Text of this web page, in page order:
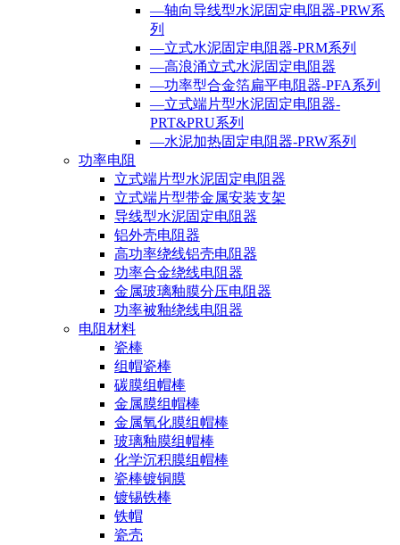
—轴向导线型水泥固定电阻器-PRW系
列
—立式水泥固定电阻器-PRM系列
—高浪涌立式水泥固定电阻器
—功率型合金箔扁平电阻器-PFA系列
—立式端片型水泥固定电阻器-
PRT&PRU系列
—水泥加热固定电阻器-PRW系列
功率电阻
立式端片型水泥固定电阻器
立式端片型带金属安装支架
导线型水泥固定电阻器
铝外壳电阻器
高功率绕线铝壳电阻器
功率合金绕线电阻器
金属玻璃釉膜分压电阻器
功率被釉绕线电阻器
电阻材料
瓷棒
组帽瓷棒
碳膜组帽棒
金属膜组帽棒
金属氧化膜组帽棒
玻璃釉膜组帽棒
化学沉积膜组帽棒
瓷棒镀铜膜
镀锡铁棒
铁帽
瓷壳